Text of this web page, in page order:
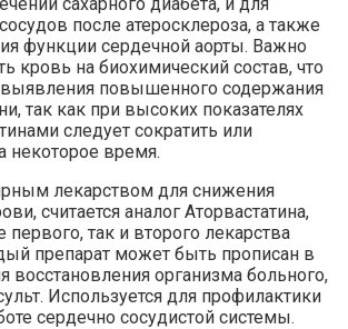
после атеросклероза, а также
функции сердечной аорты. Важно
кровь на биохимический состав, что
выявления повышенного содержания
так как при высоких показателях
следует сократить или
некоторое время.
лекарством для снижения
считается аналог Аторвастатина,
первого, так и второго лекарства
препарат может быть прописан в
восстановления организма больного,
Используется для профилактики
сердечно сосудистой системы.